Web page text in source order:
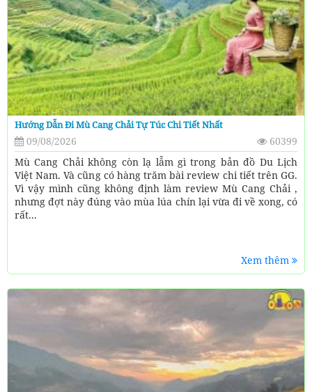
Hướng Dẫn Đi Mù Cang Chải Tự Túc Chi Tiết Nhất
09/08/2026
60399
Mù Cang Chải không còn lạ lẫm gì trong bản đồ Du Lịch
Việt Nam. Và cũng có hàng trăm bài review chi tiết trên GG.
Vì vậy mình cũng không định làm review Mù Cang Chải ,
nhưng đợt này đúng vào mùa lúa chín lại vừa đi về xong, có
rất...
Xem thêm